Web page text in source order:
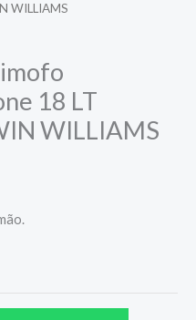
WILLIAMS
18 LT
WILLIAMS